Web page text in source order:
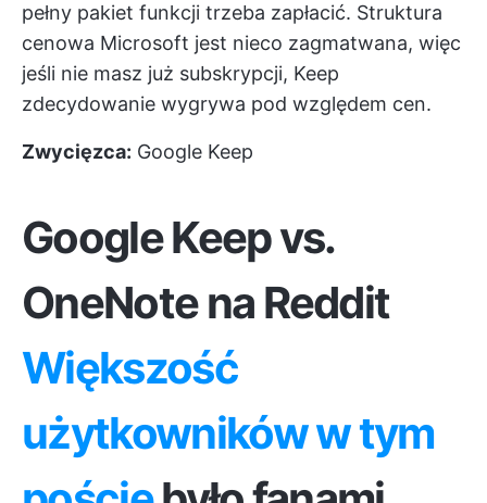
pełny pakiet funkcji trzeba zapłacić. Struktura
cenowa Microsoft jest nieco zagmatwana, więc
jeśli nie masz już subskrypcji, Keep
zdecydowanie wygrywa pod względem cen.
Zwycięzca: Google Keep
Google Keep vs.
OneNote na Reddit
Większość
użytkowników w tym